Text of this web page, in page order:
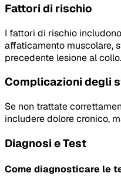
Fattori di rischio
I fattori di rischio
affaticamento muscolare,
precedente lesione al collo.
Complicazioni degli
Se non trattate
includere dolore cronico,
Diagnosi e Test
Come diagnosticare le